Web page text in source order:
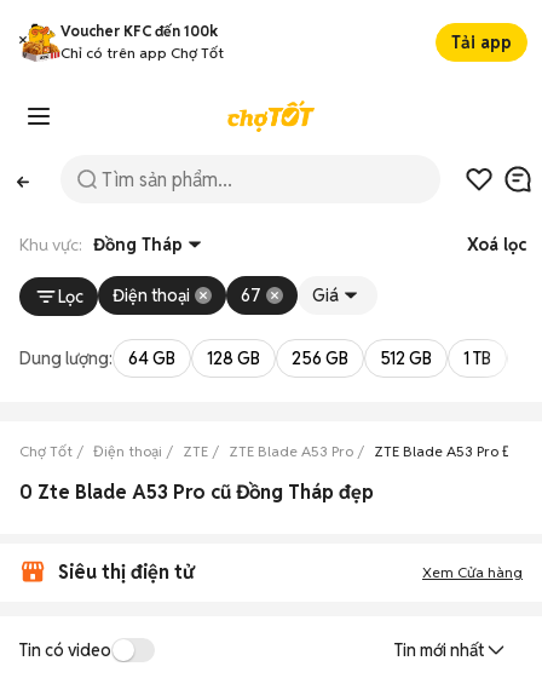
Voucher KFC đến 100k
Chỉ có trên app Chợ Tốt
Tải app
Khu vực: Đồng Tháp Xoá lọc
Lọc Điện thoại 67 Giá
Dung lượng: 64 GB 128 GB 256 GB 512 GB 1 TB
Chợ Tốt Điện thoại ZTE ZTE Blade A53 Pro ZTE Blade A53 Pro
0 Zte Blade A53 Pro cũ Đồng Tháp đẹp
Siêu thị điện tử Xem Cửa hàng
Tin có video Tin mới nhất